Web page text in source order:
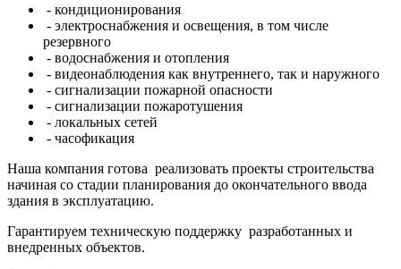
- кондиционирования
- электроснабжения и освещения, в том числе
резервного
- водоснабжения и отопления
- видеонаблюдения как внутреннего, так и наружного
- сигнализации пожарной опасности
- сигнализации пожаротушения
- локальных сетей
- часофикация
Наша компания готова реализовать проекты строительства
начиная со стадии планирования до окончательного ввода
здания в эксплуатацию.
Гарантируем техническую поддержку разработанных и
внедренных объектов.